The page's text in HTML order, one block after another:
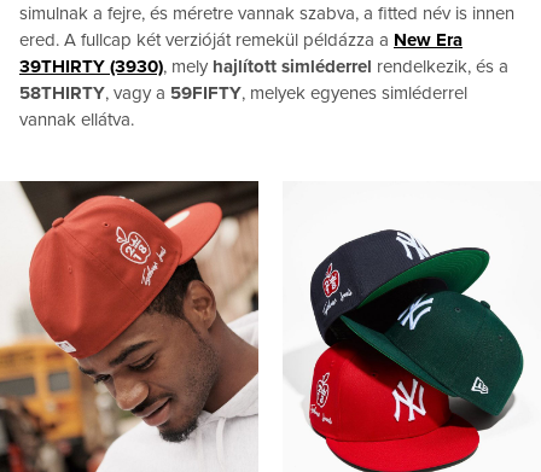
simulnak a fejre, és méretre vannak szabva, a fitted név is innen
ered. A fullcap két verzióját remekül példázza a New Era
39THIRTY (3930), mely hajlított simléderrel rendelkezik, és a
58THIRTY, vagy a 59FIFTY, melyek egyenes simléderrel
vannak ellátva.